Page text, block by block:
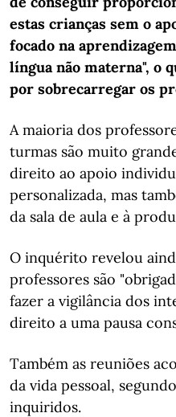
estas crianças sem o
focado na
língua não materna", o
por sobrecarregar os
A maioria dos
turmas são muito
direito ao apoio
personalizada, mas
da sala de aula e à
O inquérito revelou
professores são
fazer a vigilância dos
direito a uma pausa
Também as reuniões
da vida pessoal,
inquiridos.